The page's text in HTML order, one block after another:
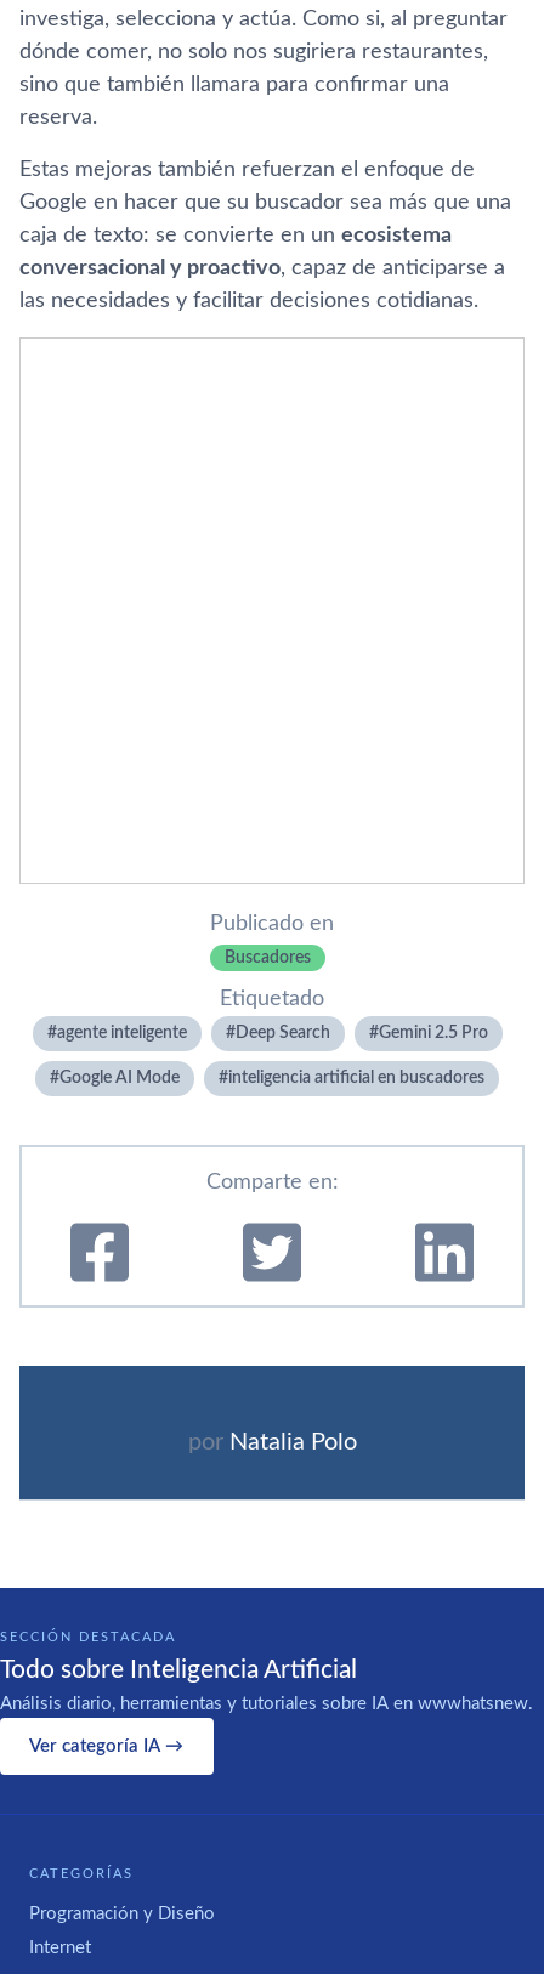
investiga, selecciona y actúa. Como si, al preguntar
dónde comer, no solo nos sugiriera restaurantes,
sino que también llamara para confirmar una
reserva.
Estas mejoras también refuerzan el enfoque de
Google en hacer que su buscador sea más que una
caja de texto: se convierte en un ecosistema
conversacional y proactivo, capaz de anticiparse a
las necesidades y facilitar decisiones cotidianas.
Publicado en
Buscadores
Etiquetado
agente inteligente Deep Search Gemini 2.5 Pro
Google AI Mode inteligencia artificial en buscadores
Comparte en:
por Natalia Polo
SECCIÓN DESTACADA
Todo sobre Inteligencia Artificial
Análisis diario, herramientas y tutoriales sobre IA en wwwhatsnew.
Ver categoría IA →
CATEGORÍAS
Programación y Diseño
Internet